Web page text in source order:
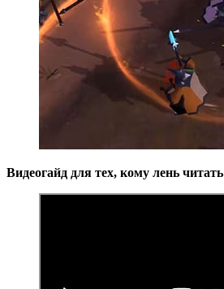
Видеогайд для тех, кому лень читать